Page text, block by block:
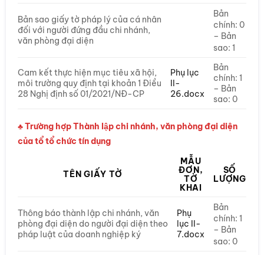
Bản sao giấy tờ pháp lý của cá nhân
đối với người đứng đầu chi nhánh,
văn phòng đại diện
Bản
chính: 0
– Bản
sao: 1
Cam kết thực hiện mục tiêu xã hội,
môi trường quy định tại khoản 1 Điều
28 Nghị định số 01/2021/NĐ-CP
Phụ lục
II-
26.docx
Bản
chính: 1
– Bản
sao: 0
♣ Trường hợp Thành lập chi nhánh, văn phòng đại diện
của tổ tổ chức tín dụng
TÊN GIẤY TỜ
MẪU
ĐƠN,
TỜ
KHAI
SỐ
LƯỢNG
Thông báo thành lập chi nhánh, văn
phòng đại diện do người đại diện theo
pháp luật của doanh nghiệp ký
Phụ
lục II-
7.docx
Bản
chính: 1
– Bản
sao: 0